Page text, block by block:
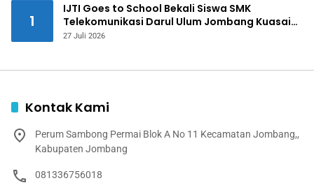
1
IJTI Goes to School Bekali Siswa SMK
Telekomunikasi Darul Ulum Jombang Kuasai
Jurnalistik Digital
27 Juli 2026
Kontak Kami
Perum Sambong Permai Blok A No 11 Kecamatan Jombang,,
Kabupaten Jombang
081336756018